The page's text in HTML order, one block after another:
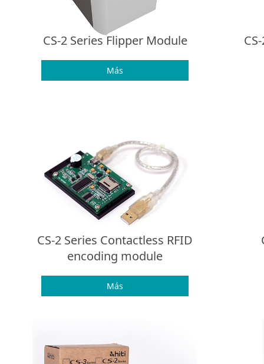
CS-2 Series Flipper Module
Más
CS-2 Series Contactless RFID
encoding module
Más